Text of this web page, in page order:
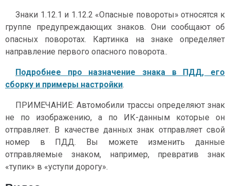
Знаки 1.12.1 и 1.12.2 «Опасные повороты» относятся к
группе предупреждающих знаков. Они сообщают об
опасных поворотах. Картинка на знаке определяет
направление первого опасного поворота..
Подробнее про назначение знака в ПДД, его
сборку и примеры настройки.
ПРИМЕЧАНИЕ: Автомобили трассы определяют знак
не по изображению, а по ИК-данным которые он
отправляет. В качестве данных знак отправляет свой
номер в ПДД. Вы можете изменить данные
отправляемые знаком, например, превратив знак
«тупик» в «уступи дорогу».